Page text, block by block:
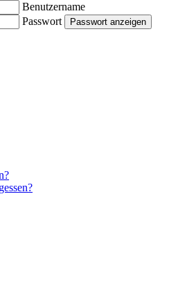
Benutzername
Passwort
Passwort anzeigen